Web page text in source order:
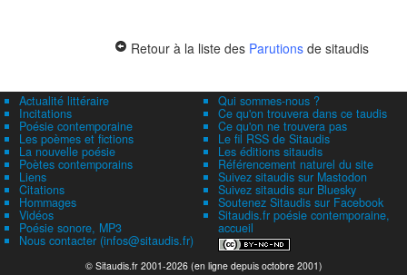
Retour à la liste des Parutions de sitaudis
Actualité littéraire
Incitations
Poésie contemporaine
Les poèmes et fictions
La nouvelle poésie
Poètes contemporains
Liens
Citations
Hommages
Vidéos
Poésie sonore, MP3
Nous contacter (infos@sitaudis.fr)
Qui sommes-nous ?
Ce qu'on trouvera dans ce taudis
Ce qu'on ne trouvera pas
Le fil RSS de Sitaudis
Les éditions sitaudis
Référencement naturel du site
Suivez sitaudis sur Mastodon
Suivez sitaudis sur Bluesky
Soutenez Sitaudis sur Facebook
Sitaudis.fr poésie contemporaine,
accueil
© Sitaudis.fr 2001-2026 (en ligne depuis octobre 2001)